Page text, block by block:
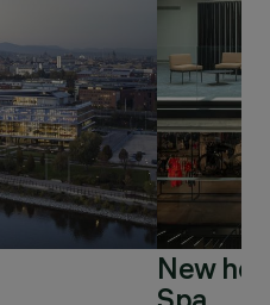
New